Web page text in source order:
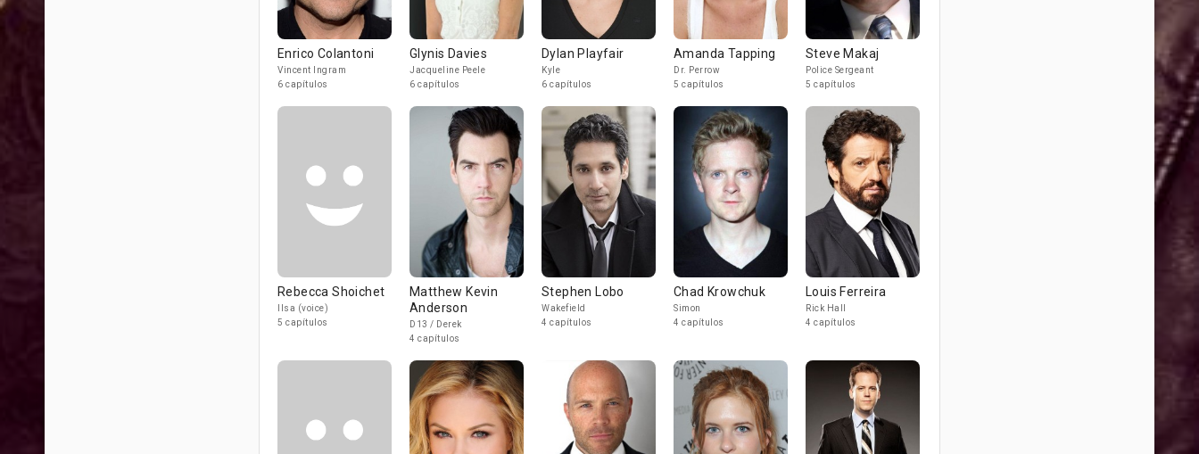
Enrico Colantoni
Vincent Ingram
6 capítulos
Glynis Davies
Jacqueline Peele
6 capítulos
Dylan Playfair
Kyle
6 capítulos
Amanda Tapping
Dr. Perrow
5 capítulos
Steve Makaj
Police Sergeant
5 capítulos
Rebecca Shoichet
Ilsa (voice)
5 capítulos
Matthew Kevin
Anderson
D13 / Derek
4 capítulos
Stephen Lobo
Wakefield
4 capítulos
Chad Krowchuk
Simon
4 capítulos
Louis Ferreira
Rick Hall
4 capítulos